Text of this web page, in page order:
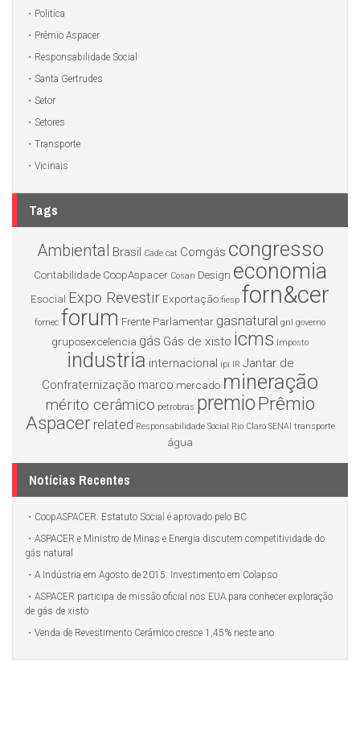
Politíca
Prêmio Aspacer
Responsabilidade Social
Santa Gertrudes
Setor
Setores
Transporte
Vicinais
Tags
Ambiental Brasil Cade cat Comgás congresso
Contabilidade CoopAspacer Cosan Design economia
Esocial Expo Revestir Exportação fiesp forn&cer
fornec forum Frente Parlamentar gasnatural gnl governo
gruposexcelencia gás Gás de xisto icms Imposto
industria internacional ipi IR Jantar de
Confraternização marco mercado mineração
mérito cerâmico petrobrás premioPrêmio
Aspacer related Responsabilidade Social Rio Claro SENAI transporte
água
Notícias Recentes
CoopASPACER: Estatuto Social é aprovado pelo BC
ASPACER e Ministro de Minas e Energia discutem competitividade do
gás natural
A Indústria em Agosto de 2015: Investimento em Colapso
ASPACER participa de missão oficial nos EUA para conhecer exploração
de gás de xisto
Venda de Revestimento Cerâmico cresce 1,45% neste ano